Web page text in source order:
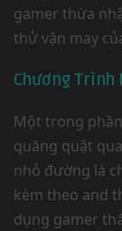
gamer thừa
thử vận may
Chương Trình
Một trong
quăng quật
nhỏ đường là
kèm theo and
dụng gamer